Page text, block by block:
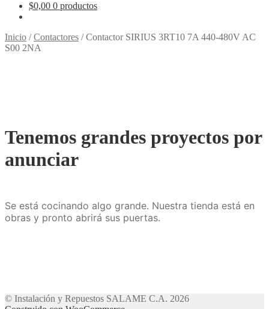
$0,00 0 productos
Inicio /Contactores /Contactor SIRIUS 3RT10 7A 440-480V AC
S00 2NA
Tenemos grandes proyectos por
anunciar
Se está cocinando algo grande. Nuestra tienda está en
obras y pronto abrirá sus puertas.
© Instalación y Repuestos SALAME C.A. 2026